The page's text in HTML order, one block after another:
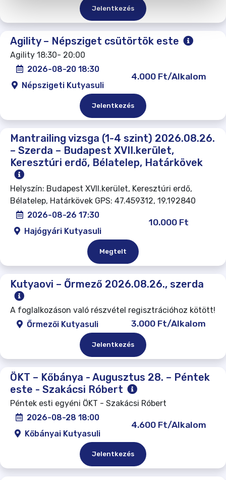
Jelentkezés
Agility – Népsziget csütörtök este
Agility 18:30- 20:00
2026-08-20 18:30
Népszigeti Kutyasuli
4.000 Ft/Alkalom
Jelentkezés
Mantrailing vizsga (1-4 szint) 2026.08.26.
– Szerda – Budapest XVII.kerület,
Keresztúri erdő, Bélatelep, Határkövek
Helyszín: Budapest XVII.kerület, Keresztúri erdő,
Bélatelep, Határkövek GPS: 47.459312, 19.192840
2026-08-26 17:30
Hajógyári Kutyasuli
10.000 Ft
Megtelt
Kutyaovi – Őrmező 2026.08.26., szerda
A foglalkozáson való részvétel regisztrációhoz kötött!
Őrmezői Kutyasuli
3.000 Ft/Alkalom
Jelentkezés
ÖKT – Kőbánya - Augusztus 28. – Péntek
este - Szakácsi Róbert
Péntek esti egyéni ÖKT - Szakácsi Róbert
2026-08-28 18:00
Kőbányai Kutyasuli
4.600 Ft/Alkalom
Jelentkezés